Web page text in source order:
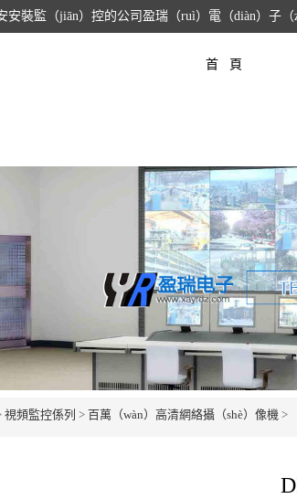
裝監（jiān）控的公司盈瑞（ruì）電（diàn）子（
首 頁
視頻監控係列 > 百萬（wàn）高清網絡攝（shè）像機 >